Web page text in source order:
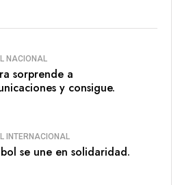
NACIONAL
sorprende a
y consigue.
INTERNACIONAL
se une en solidaridad.